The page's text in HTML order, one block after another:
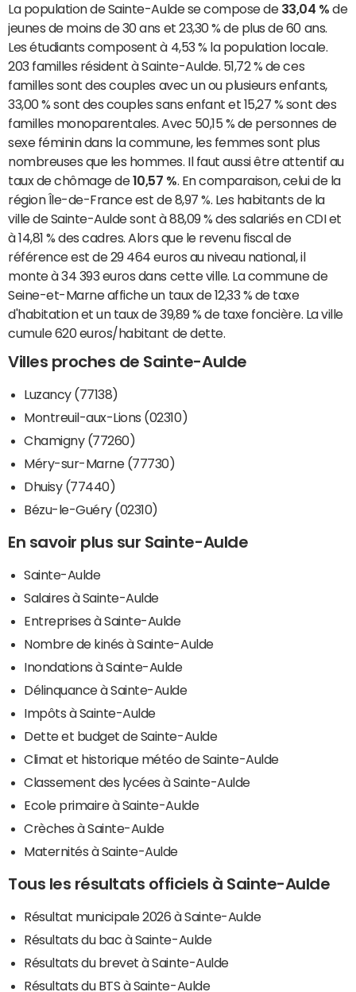
La population de Sainte-Aulde se compose de 33,04 % de
jeunes de moins de 30 ans et 23,30 % de plus de 60 ans.
Les étudiants composent à 4,53 % la population locale.
203 familles résident à Sainte-Aulde. 51,72 % de ces
familles sont des couples avec un ou plusieurs enfants,
33,00 % sont des couples sans enfant et 15,27 % sont des
familles monoparentales. Avec 50,15 % de personnes de
sexe féminin dans la commune, les femmes sont plus
nombreuses que les hommes. Il faut aussi être attentif au
taux de chômage de10,57 %. En comparaison, celui de la
région Île-de-France est de 8,97 %. Les habitants de la
ville de Sainte-Aulde sont à 88,09 % des salariés en CDI et
à 14,81 % des cadres. Alors que le revenu fiscal de
référence est de 29 464 euros au niveau national, il
monte à 34 393 euros dans cette ville. La commune de
Seine-et-Marne affiche un taux de 12,33 % de taxe
d'habitation et un taux de 39,89 % de taxe foncière. La ville
cumule 620 euros/habitant de dette.
Villes proches de Sainte-Aulde
Luzancy (77138)
Montreuil-aux-Lions (02310)
Chamigny (77260)
Méry-sur-Marne (77730)
Dhuisy (77440)
Bézu-le-Guéry (02310)
En savoir plus sur Sainte-Aulde
Sainte-Aulde
Salaires à Sainte-Aulde
Entreprises à Sainte-Aulde
Nombre de kinés à Sainte-Aulde
Inondations à Sainte-Aulde
Délinquance à Sainte-Aulde
Impôts à Sainte-Aulde
Dette et budget de Sainte-Aulde
Climat et historique météo de Sainte-Aulde
Classement des lycées à Sainte-Aulde
Ecole primaire à Sainte-Aulde
Crèches à Sainte-Aulde
Maternités à Sainte-Aulde
Tous les résultats officiels à Sainte-Aulde
Résultat municipale 2026 à Sainte-Aulde
Résultats du bac à Sainte-Aulde
Résultats du brevet à Sainte-Aulde
Résultats du BTS à Sainte-Aulde